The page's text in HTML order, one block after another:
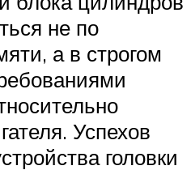
не по
а в строгом
Успехов
головки